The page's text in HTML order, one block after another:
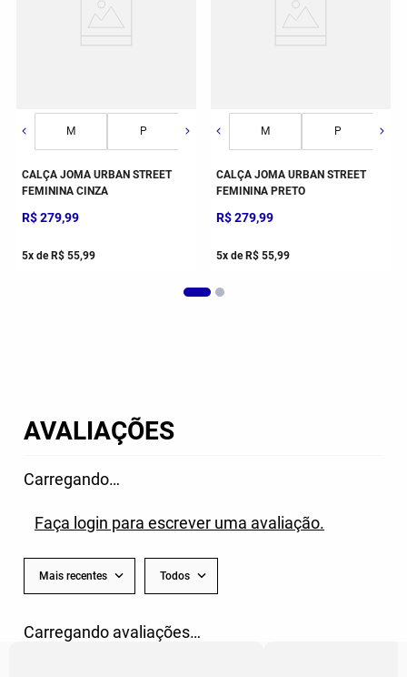
M M P G
CALÇA JOMA URBAN STREET
FEMININA CINZA
R$279,99
5x de R$ 55,99
M P
CALÇA JOMA URBAN STREET
FEMININA PRETO
R$279,99
5x de R$ 55,99
AVALIAÇÕES
Carregando…
Faça login para escrever uma avaliação.
Mais recentes Todos
Carregando avaliações…